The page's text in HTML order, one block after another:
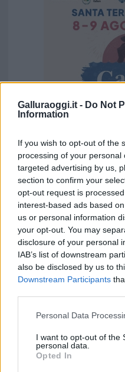
Galluraoggi.it - Do Not
Information
If you wish to opt-out of the
processing of your
targeted advertising by us,
section to confirm your
opt-out request is
interest-based ads based
us or personal information
your opt-out. You may
disclosure of your personal
IAB’s list of downstream
also be disclosed by us to
Downstream Participants
Please note that this
not limited to your visit or
grant or deny consent to
use your data for below
Personal Data
I want to opt-out of the
personal data.
Opted In
Vuoi rimuovere
Puoi abbonarti a
cliccandoqui
Sei già abbonato?
Puoi effettuare
TEMI: Aeroporto Olbia